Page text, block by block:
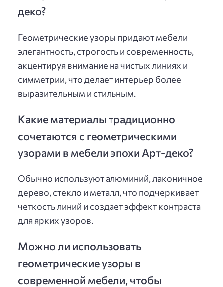
деко?
Геометрические узоры придают мебели
элегантность, строгость и современность,
акцентируя внимание на чистых линиях и
симметрии, что делает интерьер более
выразительным и стильным.
Какие материалы традиционно
сочетаются с геометрическими
узорами в мебели эпохи Арт-деко?
Обычно используют алюминий, лаконичное
дерево, стекло и металл, что подчеркивает
четкость линий и создает эффект контраста
для ярких узоров.
Можно ли использовать
геометрические узоры в
современной мебели, чтобы